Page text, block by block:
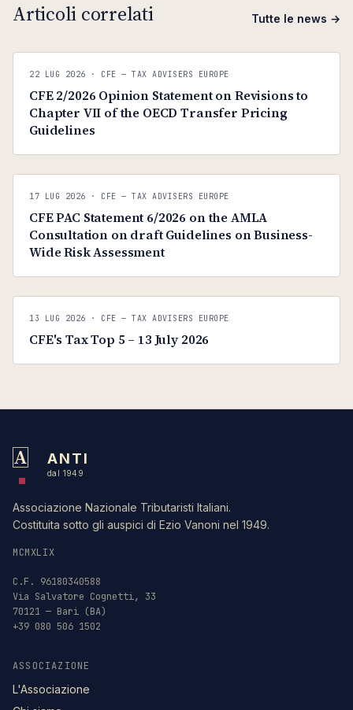
Articoli correlati Tutte le news →
C
CFE — TAX ADVISERS EUROPE
22 LUG 2026 · CFE — TAX ADVISERS EUROPE
CFE 2/2026 Opinion Statement on Revisions to
Chapter VII of the OECD Transfer Pricing
Guidelines
C
CFE — TAX ADVISERS EUROPE
17 LUG 2026 · CFE — TAX ADVISERS EUROPE
CFE PAC Statement 6/2026 on the AMLA
Consultation on draft Guidelines on Business-
Wide Risk Assessment
C
CFE — TAX ADVISERS EUROPE
13 LUG 2026 · CFE — TAX ADVISERS EUROPE
CFE's Tax Top 5 – 13 July 2026
A ANTI
dal 1949
Associazione Nazionale Tributaristi Italiani.
Costituita sotto gli auspici di Ezio Vanoni nel 1949.
MCMXLIX
C.F. 96180340588
Via Salvatore Cognetti, 33
70121 — Bari (BA)
+39 080 506 1502
ASSOCIAZIONE
L'Associazione